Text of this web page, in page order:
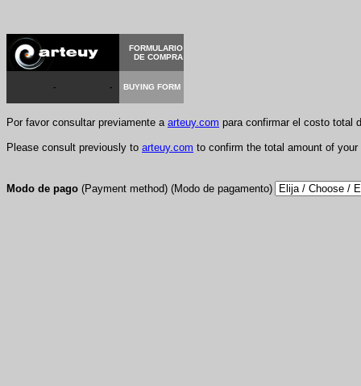
FORMULARIO
DE COMPRA
- - BUYING FORM
Por favor consultar previamente a arteuy.com para confirmar el costo total
Please consult previously to arteuy.com to confirm the total amount of your
Modo de pago (Payment method) (Modo de pagamento)